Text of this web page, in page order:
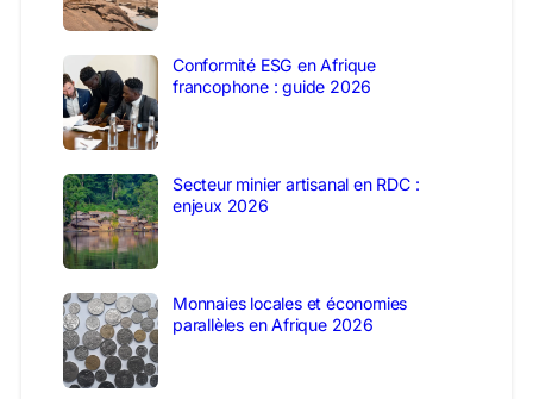
Conformité ESG en Afrique
francophone : guide 2026
Secteur minier artisanal en RDC :
enjeux 2026
Monnaies locales et économies
parallèles en Afrique 2026